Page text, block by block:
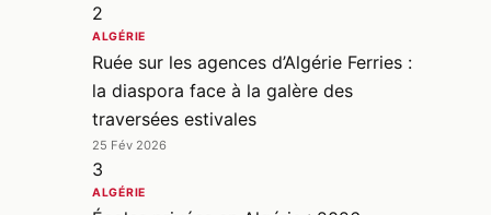
2
ALGÉRIE
Ruée sur les agences d’Algérie Ferries :
la diaspora face à la galère des
traversées estivales
25 Fév 2026
3
ALGÉRIE